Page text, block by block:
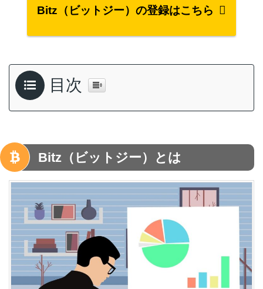
Bitz（ビットジー）の登録はこちら
目次
Bitz（ビットジー）とは